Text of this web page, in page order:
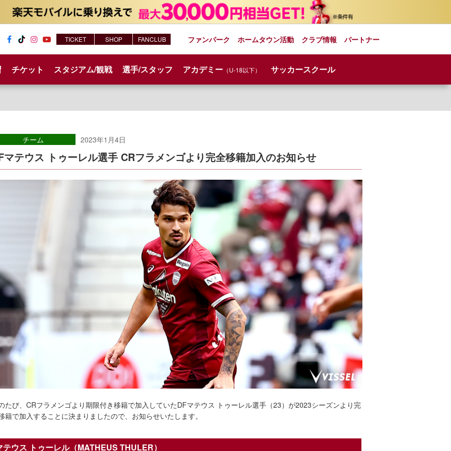
am e
チケット スタジアム/観戦 選手/スタッフ アカデミー（U-18以下） サッカースクール
ファンパーク ホームタウン活動 クラブ情報 パートナー
TICKET SHOP FANCLUB
チーム 2023年1月4日
マテウス トゥーレル選手 CRフラメンゴより完全移籍加入のお知らせ
たび、CRフラメンゴより期限付き移籍で加入していたDFマテウス トゥーレル選手（23）が2023シーズンより完
籍で加入することに決まりましたので、お知らせいたします。
テウス トゥーレル（MATHEUS THULER）